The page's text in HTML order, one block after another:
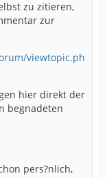
zu zitieren,
zur
viewtopic.ph
hier direkt der
begnadeten
pers?nlich,